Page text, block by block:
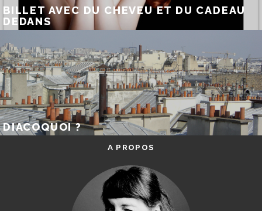
BILLET AVEC DU CHEVEU ET DU CADEAU
DEDANS
DIACOQUOI ?
A PROPOS